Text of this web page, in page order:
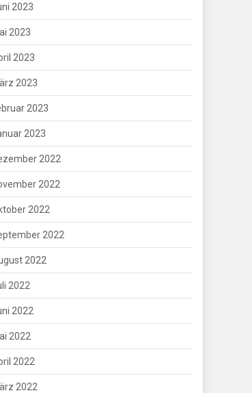
2023
2023
2023
2023
2023
2023
2022
2022
2022
2022
2022
2022
2022
2022
2022
2022